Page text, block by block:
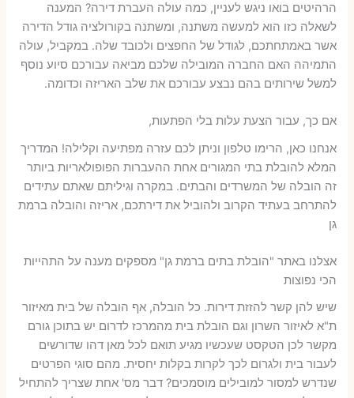
הרהיטים בואו ניגש לעניין, כמה עולה העברת דירה? המענה
לשאלה כזו הוא למעשה משתנה, ומשתנה בקורולציה גודל הדירה
אשר באמתחתכם, לגודל של החפצים ולכובד שלה. במקביל, עולה
התמיהה האם החברה המובילה שלכם מביאה עבורכם סיוע נוסף
למשל שירותים בהם נבצע עבורכם את שלב האריזה וכדומה.
אם כך, עבור הצעת עלות בלי הפתעות,
אנחנו כאן, הרימו טלפון וניתן לכם עזרה מפתיעה וקלילה! המדריך
המלא להובלת בתי המגורים אחת ההעברות הפופולאריות ביותר
זה הובלה של המשרדים והבתים. במקרה וגיליתם שאתם עתידים
להתרחב בעתיד הקרוב ולהוביל את דירתכם, אריזה והובלה ברמת
גן
אצלנו באתר "הובלת בתים ברמת גן" מספקים מענה על התהייות
הכי נפוצות
שיש להן קשר להזזת דירות. כל הובלה, אף הובלה של בית מאיזור
ת"א לאיזור השרון וגם הובלת בית מהמרכז לדרום יש בתוכן גורם
מקשר לכן הטקסט שעכשיו מגיע תואם לכל מאן דהו שדורשים
לעבור בית ולגרום לכך לקרות בקלות יחסית. מהם סוגי הפרטים
שנדרש למסור למובילים מוסמכים? דבר מס' אחת שצריך להתחיל